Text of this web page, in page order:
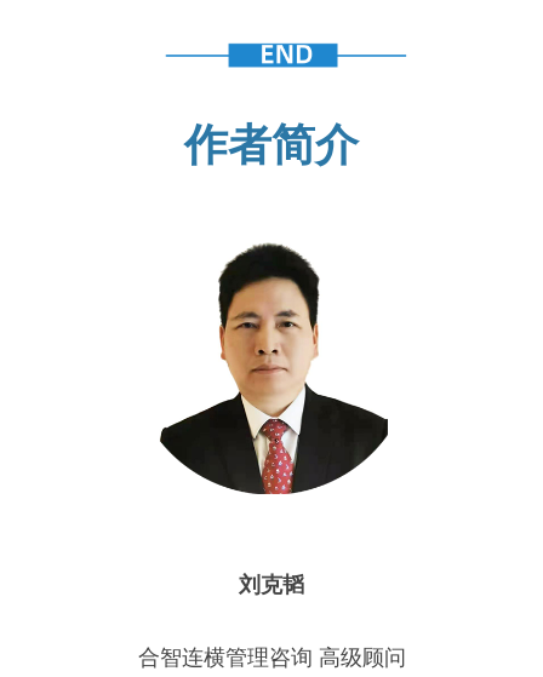
作者简介
刘克韬
合智连横管理咨询 高级顾问